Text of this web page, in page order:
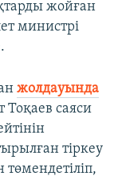
жойған
министрі
жолдауында
саяси
тіркеу